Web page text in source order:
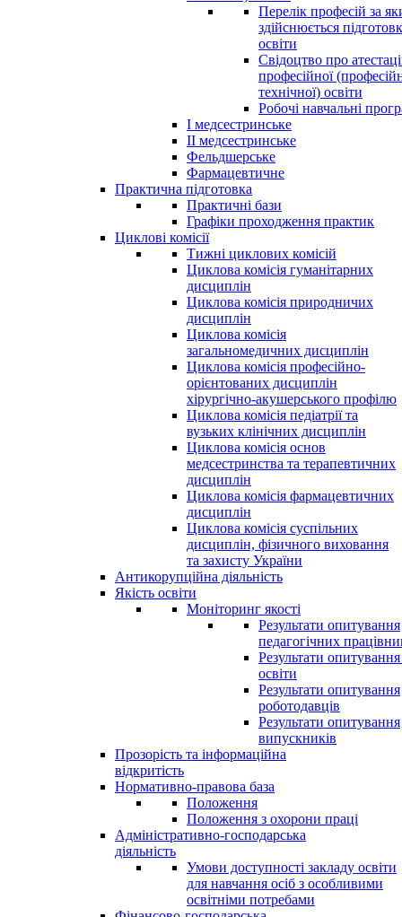
Перелік професій за
здійснюється
освіти
Свідоцтво про
професійної
технічної) освіти
Робочі навчальні
І медсестринське
ІІ медсестринське
Фельдшерське
Фармацевтичне
Практична підготовка
Практичні бази
Графіки проходження практик
Циклові комісії
Тижні циклових комісій
Циклова комісія гуманітарних
дисциплін
Циклова комісія природничих
дисциплін
Циклова комісія
загальномедичних дисциплін
Циклова комісія професійно-
орієнтованих дисциплін
хірургічно-акушерського профілю
Циклова комісія педіатрії та
вузьких клінічних дисциплін
Циклова комісія основ
медсестринства та терапевтичних
дисциплін
Циклова комісія фармацевтичних
дисциплін
Циклова комісія суспільних
дисциплін, фізичного виховання
та захисту України
Антикорупційна діяльність
Якість освіти
Моніторинг якості
Результати опитування
педагогічних
Результати опитування
освіти
Результати опитування
роботодавців
Результати опитування
випускників
Прозорість та інформаційна
відкритість
Нормативно-правова база
Положення
Положення з охорони праці
Адміністративно-господарська
діяльність
Умови доступності закладу освіти
для навчання осіб з особливими
освітніми потребами